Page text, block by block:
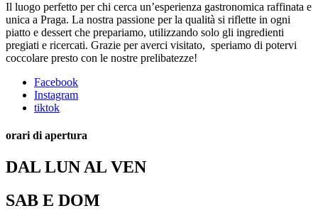
Il luogo perfetto per chi cerca un’esperienza gastronomica raffinata e
unica a Praga. La nostra passione per la qualità si riflette in ogni
piatto e dessert che prepariamo, utilizzando solo gli ingredienti
pregiati e ricercati. Grazie per averci visitato, speriamo di potervi
coccolare presto con le nostre prelibatezze!
Facebook
Instagram
tiktok
orari di apertura
DAL LUN AL VEN
SAB E DOM